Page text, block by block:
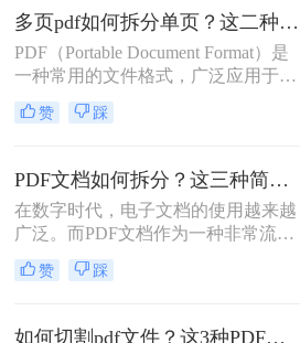
单独处理或分享其中的某一部分。那
么多页pdf如何拆分呢？本文将详细介
绍几种拆分多页PDF的方法，帮助读
者轻松应对这一需求。
多页pdf如何拆分单页？这二种方法可以有效解决你的问题！
PDF（Portable Document Format）是
一种常用的文件格式，广泛应用于文
档分享、电子书、合同签署等领域。
然而，有时我们可能需要将一个包含
页PDF文件，以便于更灵活地管理和
使用。那么多页pdf如何拆分单页呢？
本文将详细介绍几种拆分多页PDF为
单页PDF的方法，帮助读者轻松应对
这一需求。
赞 踩
PDF文档如何拆分？这三种简单方法可以学习！
在数字时代，电子文档的使用越来越
广泛。而PDF文档作为一种非常流行
的电子文档格式，常常用于存储和传
输各种类型的文件。然而，有时候我
时候就需要将PDF文档拆分为多个部
赞 踩
如何切割pdf文件？这3种PDF分割方法很简单!